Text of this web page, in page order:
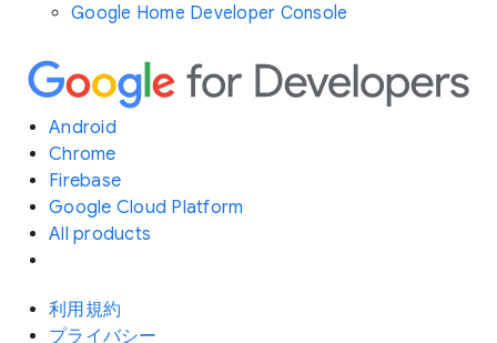
Google Home Developer Console
Android
Chrome
Firebase
Google Cloud Platform
All products
利用規約
プライバシー